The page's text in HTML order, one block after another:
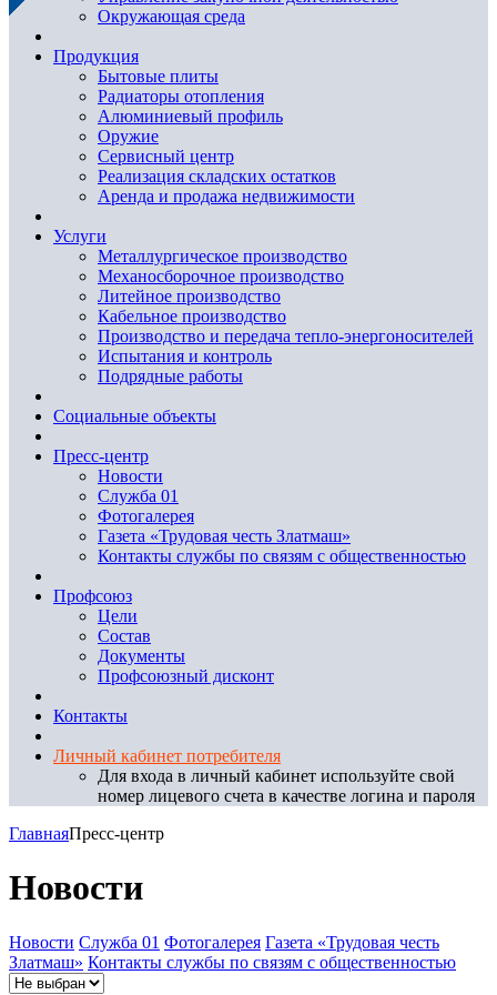
Окружающая среда
Продукция
Бытовые плиты
Радиаторы отопления
Алюминиевый профиль
Оружие
Сервисный центр
Реализация складских остатков
Аренда и продажа недвижимости
Услуги
Металлургическое производство
Механосборочное производство
Литейное производство
Кабельное производство
Производство и передача тепло-энергоносителей
Испытания и контроль
Подрядные работы
Социальные объекты
Пресс-центр
Новости
Служба 01
Фотогалерея
Газета «Трудовая честь Златмаш»
Контакты службы по связям с общественностью
Профсоюз
Цели
Состав
Документы
Профсоюзный дисконт
Контакты
Личный кабинет потребителя
Для входа в личный кабинет используйте свой
номер лицевого счета в качестве логина и пароля
ГлавнаяПресс-центр
Новости
Новости Служба 01 Фотогалерея Газета «Трудовая честь
Златмаш» Контакты службы по связям с общественностью